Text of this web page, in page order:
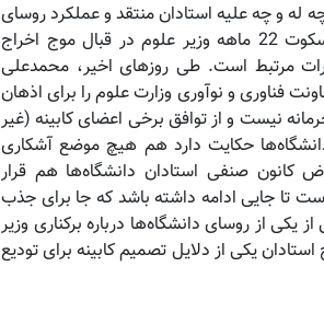
له و چه علیه استادان منتقد و عملکرد روسای
دانشگاه‌ها که باید از وزیر حرف‌شنوی داشته باشند. به نظر می‌رسد سکوت 22 ماهه وزیر علوم در قبال موج اخراج
مرتبط است. طی روزهای اخیر، محمدعلی
فناوری و نوآوری وزارت علوم را برای اذهان
نیست و از توافق برخی اعضای کابینه (غیر
نفر به هیات علمی دانشگاه‌ها حکایت دارد هم هیچ موضع آشکاری
کانون صنفی استادان دانشگاه‌ها هم قرار
تا جایی ادامه داشته باشد که جا برای جذب
از یکی از روسای دانشگاه‌ها درباره برکناری وزیر
یکی از دلایل تصمیم کابینه برای تودیع